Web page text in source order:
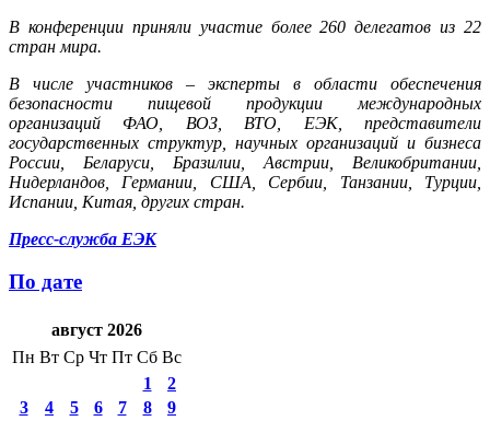
В конференции приняли участие более 260 делегатов из 22
стран мира.
В числе участников – эксперты в области обеспечения
безопасности пищевой продукции международных
организаций ФАО, ВОЗ, ВТО, ЕЭК, представители
государственных структур, научных организаций и бизнеса
России, Беларуси, Бразилии, Австрии, Великобритании,
Нидерландов, Германии, США, Сербии, Танзании, Турции,
Испании, Китая, других стран.
Пресс-служба ЕЭК
По дате
август 2026
Пн Вт Ср Чт Пт Сб Вс
1
2
3
4 5 6 7 8
9